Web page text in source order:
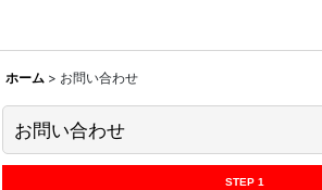
ホーム > お問い合わせ
お問い合わせ
STEP 1